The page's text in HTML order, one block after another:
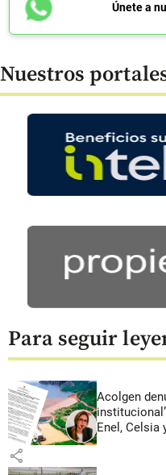
Únete a
Nuestros
Para seguir
Acolgen
Enel, Celsia
share